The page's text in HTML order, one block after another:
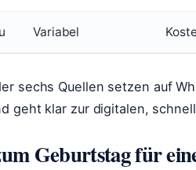
Variabel
sechs Quellen setzen auf
geht klar zur digitalen,
Geburtstag für